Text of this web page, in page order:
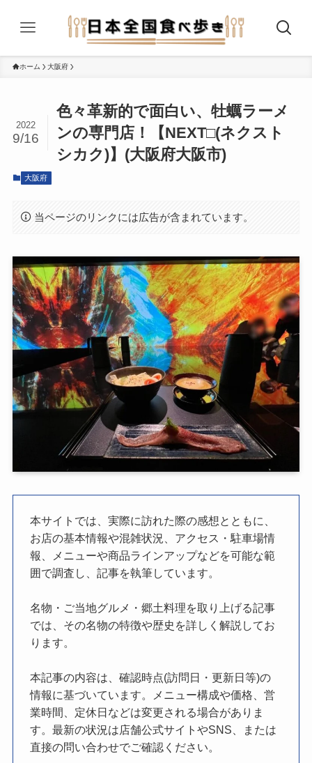
ホーム 大阪府
色々革新的で面白い、牡蠣ラーメ
ンの専門店！【NEXT□(ネクスト
シカク)】(大阪府大阪市)
2022
9/16
大阪府
当ページのリンクには広告が含まれています。
本サイトでは、実際に訪れた際の感想とともに、
お店の基本情報や混雑状況、アクセス・駐車場情
報、メニューや商品ラインアップなどを可能な範
囲で調査し、記事を執筆しています。
名物・ご当地グルメ・郷土料理を取り上げる記事
では、その名物の特徴や歴史を詳しく解説してお
ります。
本記事の内容は、確認時点(訪問日・更新日等)の
情報に基づいています。メニュー構成や価格、営
業時間、定休日などは変更される場合がありま
す。最新の状況は店舗公式サイトやSNS、または
直接の問い合わせでご確認ください。